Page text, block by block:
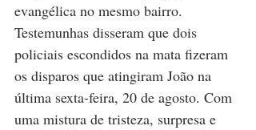
evangélica no mesmo bairro.
Testemunhas disseram que dois
policiais escondidos na mata fizeram
os disparos que atingiram João na
última sexta-feira, 20 de agosto. Com
uma mistura de tristeza, surpresa e